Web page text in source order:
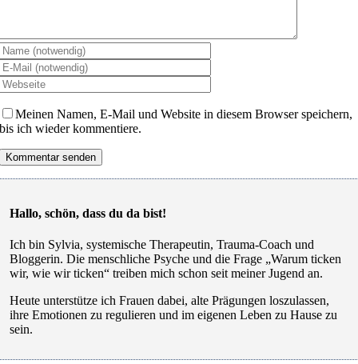
Meinen Namen, E-Mail und Website in diesem Browser speichern,
bis ich wieder kommentiere.
Hallo, schön, dass du da bist!
Ich bin Sylvia, systemische Therapeutin, Trauma-Coach und
Bloggerin. Die menschliche Psyche und die Frage „Warum ticken
wir, wie wir ticken“ treiben mich schon seit meiner Jugend an.
Heute unterstütze ich Frauen dabei, alte Prägungen loszulassen,
ihre Emotionen zu regulieren und im eigenen Leben zu Hause zu
sein.